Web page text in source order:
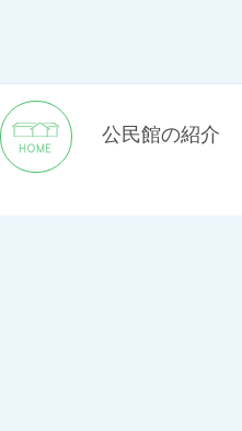
公民館の紹介